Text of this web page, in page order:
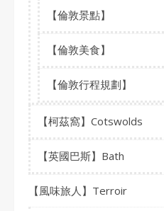
【倫敦景點】
【倫敦美食】
【倫敦行程規劃】
【柯茲窩】Cotswolds
【英國巴斯】Bath
【風味旅人】Terroir